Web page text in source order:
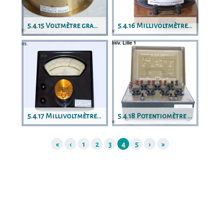
5.4.15 Voltmètre gradué en température 5.4.16 Millivoltmètre mesureur de température
5.4.17 Millivoltmètre gradué en température 5.4.18 Potentiomètre pour couples pyrométriques
« ‹ 1 Page
2Page
3Page
4(Actuelle)
5Page› »